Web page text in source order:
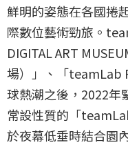
鮮明的姿態在各國捲
際數位藝術勁旅。
DIGITAL ART
場）」、「teamLab
球熱潮之後，2022年
常設性質的「
於夜幕低垂時結合園